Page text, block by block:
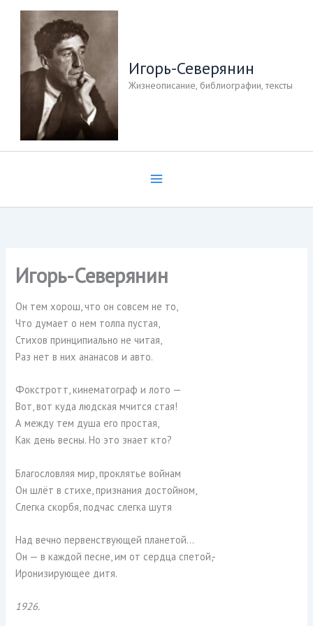
Перейти
содержимому
Игорь-Северянин
Жизнеописание, библиографии, тексты
Игорь-Северянин
Он тем хорош, что он совсем не то,
Что думает о нем толпа пустая,
Стихов принципиально не читая,
Раз нет в них ананасов и авто.
Фокстротт, кинематограф и лото —
Вот, вот куда людская мчится стая!
А между тем душа его простая,
Как день весны. Но это знает кто?
Благословляя мир, проклятье войнам
Он шлёт в стихе, признания достойном,
Слегка скорбя, подчас слегка шутя
Над вечно первенствующей планетой…
Он — в каждой песне, им от сердца спетой,-
Иронизирующее дитя.
1926.